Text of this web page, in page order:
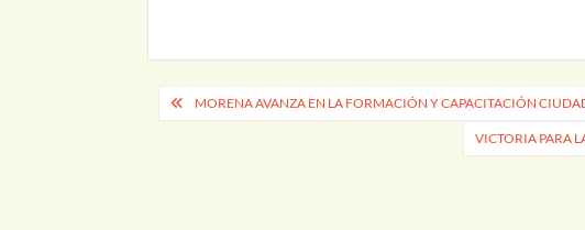
Navegación
MORENA AVANZA EN LA FORMACIÓN Y CAPACITACIÓN
VICTORIA PARA